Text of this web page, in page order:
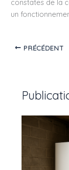
constates de la
un
PRÉCÉDENT